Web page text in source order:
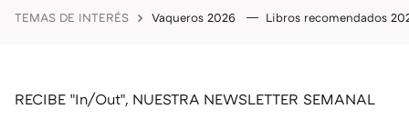
TEMAS DE INTERÉS Vaqueros 2026 Libros recomendados
RECIBE "In/Out", NUESTRA NEWSLETTER SEMANAL